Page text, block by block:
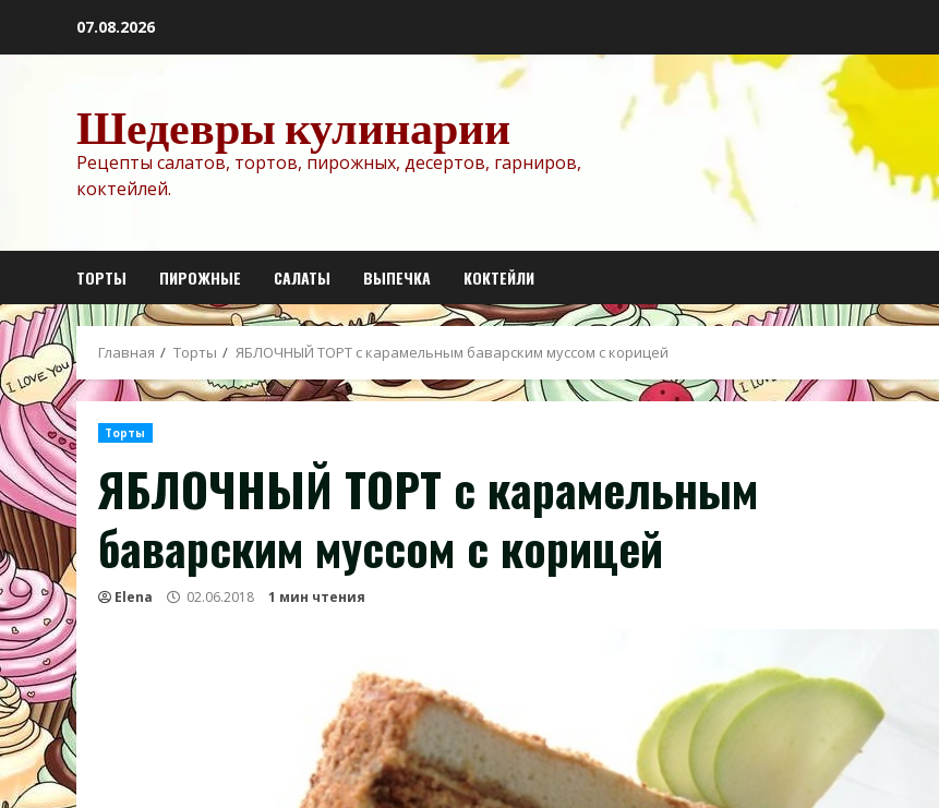
07.08.2026
Шедевры кулинарии
Рецепты салатов, тортов, пирожных, десертов, гарниров,
коктейлей.
ТОРТЫ ПИРОЖНЫЕ САЛАТЫ ВЫПЕЧКА КОКТЕЙЛИ
Главная Торты ЯБЛОЧНЫЙ ТОРТ с карамельным баварским муссом с корицей
Торты
ЯБЛОЧНЫЙ ТОРТ с карамельным
баварским муссом с корицей
Elena 02.06.2018 1 мин чтения